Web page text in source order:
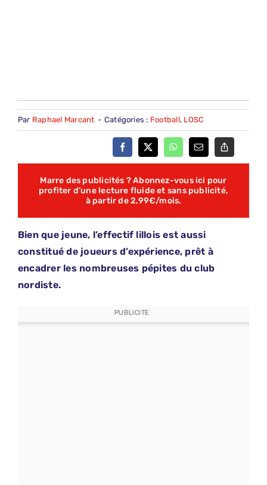
Par Raphael Marcant - Catégories : Football, LOSC
Marre des publicités ? Abonnez-vous ici pour
profiter d’une lecture fluide et sans publicité,
à partir de 2,99€/mois.
Bien que jeune, l’effectif lillois est aussi
constitué de joueurs d’expérience, prêt à
encadrer les nombreuses pépites du club
nordiste.
PUBLICITE